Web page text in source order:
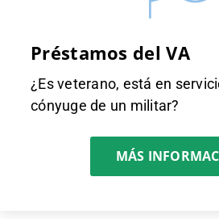
Préstamos del VA
¿Es veterano, está en
cónyuge de un militar?
MÁS